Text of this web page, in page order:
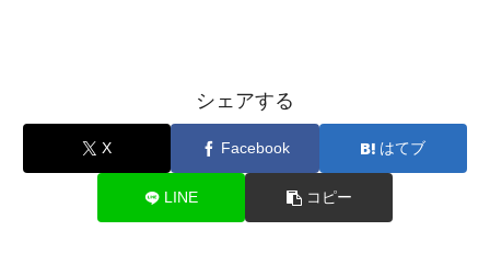
シェアする
X Facebook はてブ
LINE コピー